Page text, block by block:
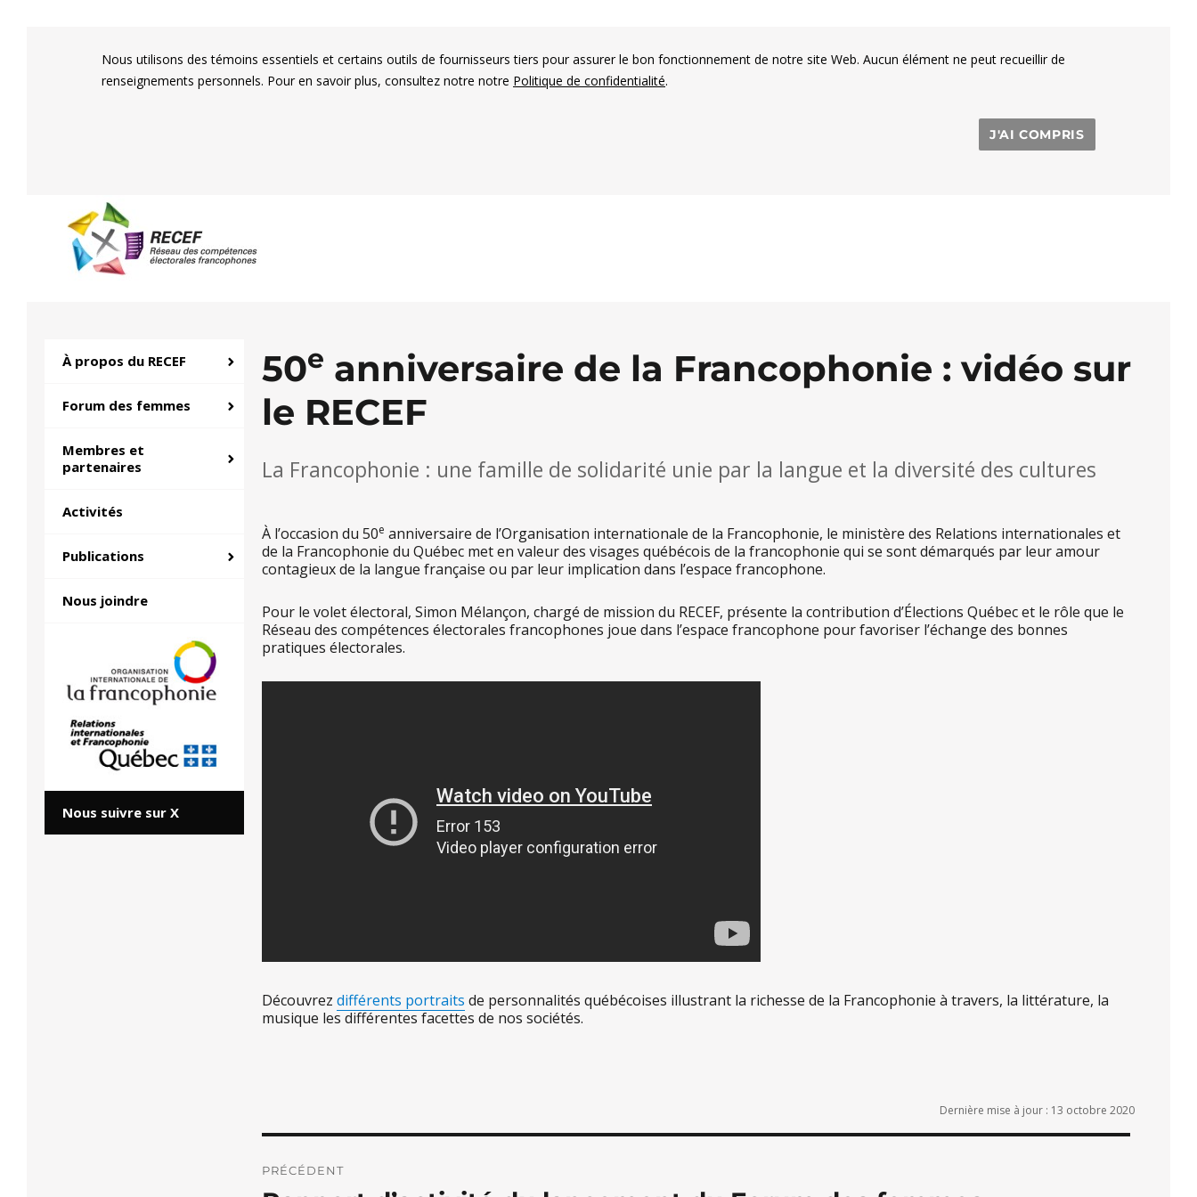
Nous utilisons des témoins essentiels et certains outils de fournisseurs tiers pour assurer le bon fonctionnement de notre site Web. Aucun élément ne peut recueillir de
renseignements personnels. Pour en savoir plus, consultez notre notre Politique de confidentialité.
J'AI COMPRIS
50e anniversaire de la Francophonie : vidéo sur
le RECEF
La Francophonie : une famille de solidarité unie par la langue et la diversité des cultures
À l’occasion du 50e anniversaire de l’Organisation internationale de la Francophonie, le ministère des Relations internationales et
de la Francophonie du Québec met en valeur des visages québécois de la francophonie qui se sont démarqués par leur amour
contagieux de la langue française ou par leur implication dans l’espace francophone.
Pour le volet électoral, Simon Mélançon, chargé de mission du RECEF, présente la contribution d’Élections Québec et le rôle que le
Réseau des compétences électorales francophones joue dans l’espace francophone pour favoriser l’échange des bonnes
pratiques électorales.
Découvrezdifférents portraits de personnalités québécoises illustrant la richesse de la Francophonie à travers, la littérature, la
musique les différentes facettes de nos sociétés.
Dernière mise à jour : 13 octobre 2020
de
PRÉCÉDENT
À propos du RECEF
Forum des femmes
Membres et
partenaires
Activités
Publications
Nous joindre
Nous suivre sur X